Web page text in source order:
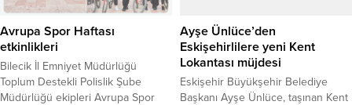
resimleri Başhekim Doç. Dr. Hasan
Ergenç’e takdim etti. Bu anlamlı
ziyaret, doktorlar ve hastane...
maç öncesi soyunma odasına...
Avrupa Spor Haftası
etkinlikleri
Bilecik İl Emniyet Müdürlüğü
Toplum Destekli Polislik Şube
Müdürlüğü ekipleri Avrupa Spor
Ayşe Ünlüce’den
Eskişehirlilere yeni Kent
Lokantası müjdesi
Eskişehir Büyükşehir Belediye
Başkanı Ayşe Ünlüce, taşınan Kent